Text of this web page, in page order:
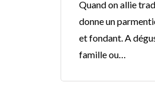
Quand on allie
donne un
et fondant. A
famille ou…